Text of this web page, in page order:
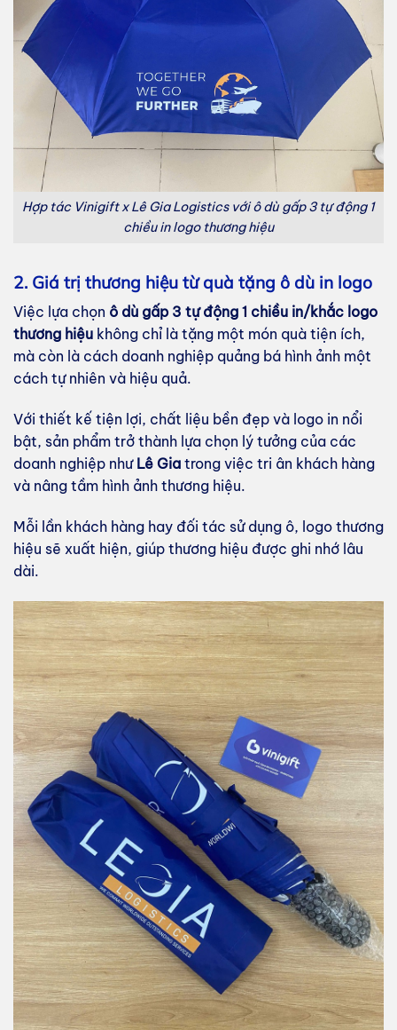
Hợp tác Vinigift x Lê Gia Logistics với ô dù gấp 3 tự động 1
chiều in logo thương hiệu
2. Giá trị thương hiệu từ quà tặng ô dù in logo
Việc lựa chọn ô dù gấp 3 tự động 1 chiều in/khắc logo
thương hiệu không chỉ là tặng một món quà tiện ích,
mà còn là cách doanh nghiệp quảng bá hình ảnh một
cách tự nhiên và hiệu quả.
Với thiết kế tiện lợi, chất liệu bền đẹp và logo in nổi
bật, sản phẩm trở thành lựa chọn lý tưởng của các
doanh nghiệp như Lê Gia trong việc tri ân khách hàng
và nâng tầm hình ảnh thương hiệu.
Mỗi lần khách hàng hay đối tác sử dụng ô, logo thương
hiệu sẽ xuất hiện, giúp thương hiệu được ghi nhớ lâu
dài.